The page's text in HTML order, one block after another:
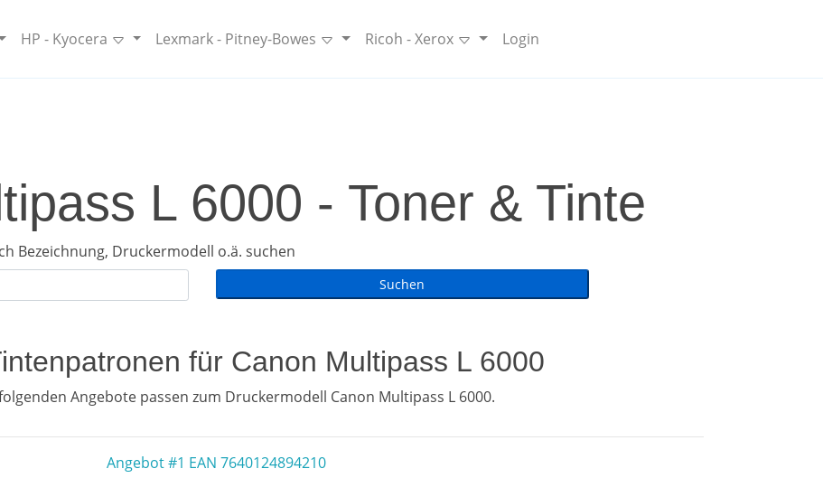
HP - Kyocera Lexmark - Pitney-Bowes Ricoh - Xerox Login
L 6000 - Toner & Tinte
Bezeichnung, Druckermodell o.ä. suchen
für Canon Multipass L 6000
Angebote passen zum Druckermodell Canon Multipass L 6000.
Angebot #1 EAN 7640124894210